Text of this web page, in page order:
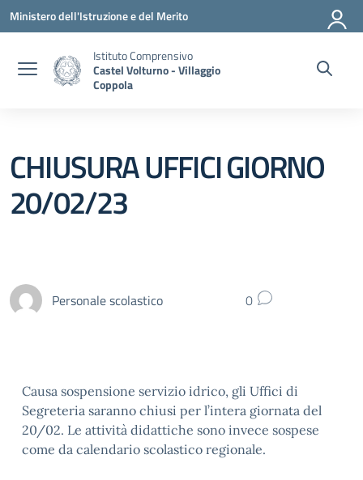
Vai ai contenuti
Vai al menu di navigazione
Vai al footer
Ministero dell'Istruzione e del Merito
Istituto Comprensivo
Castel Volturno - Villaggio
Coppola
CHIUSURA UFFICI GIORNO
20/02/23
Personale scolastico 0
Causa sospensione servizio idrico, gli Uffici di
Segreteria saranno chiusi per l’intera giornata del
20/02. Le attività didattiche sono invece sospese
come da calendario scolastico regionale.